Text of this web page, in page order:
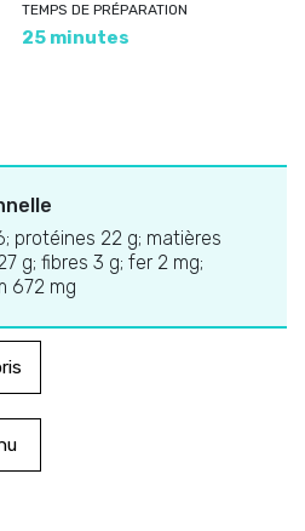
TEMPS DE PRÉPARATION
25 minutes
protéines 22 g; matières
g; fibres 3 g; fer 2 mg;
672 mg